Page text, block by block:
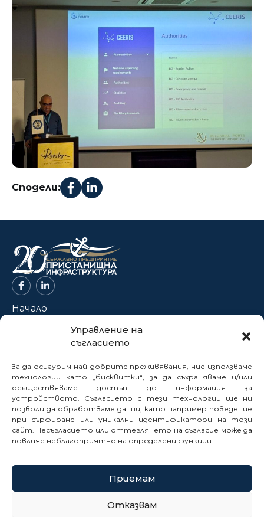
Управление на
съгласието
За да осигурим най-добрите преживявания, ние използваме
технологии като „бисквитки“, за да съхраняваме и/или
осъществяваме достъп до информация за
устройството. Съгласието с тези технологии ще ни
позволи да обработваме данни, като например поведение
при сърфиране или уникални идентификатори на този
сайт. Несъгласието или оттеглянето на съгласие може да
повлияе неблагоприятно на определени функции.
Приемам
Отказвам
Сподели:
Начало
Новини
Нормативна база
Електронни услуги
Профил на купувача
Кариери
Контакти